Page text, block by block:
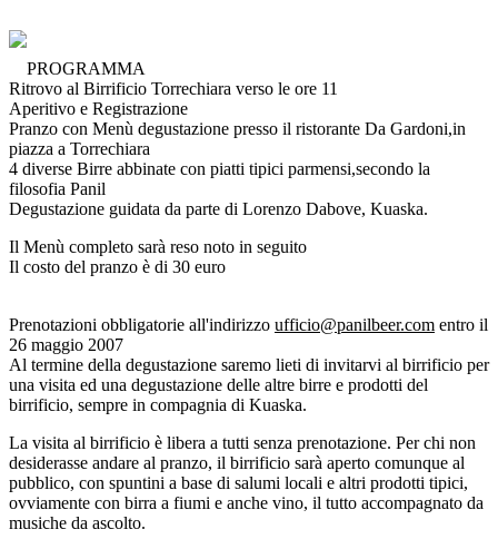
PROGRAMMA
Ritrovo al Birrificio Torrechiara verso le ore 11
Aperitivo e Registrazione
Pranzo con Menù degustazione presso il ristorante Da Gardoni,in
piazza a Torrechiara
4 diverse Birre abbinate con piatti tipici parmensi,secondo la
filosofia Panil
Degustazione guidata da parte di Lorenzo Dabove, Kuaska.
Il Menù completo sarà reso noto in seguito
Il costo del pranzo è di 30 euro
Prenotazioni obbligatorie all'indirizzo ufficio@panilbeer.com entro il
26 maggio 2007
Al termine della degustazione saremo lieti di invitarvi al birrificio per
una visita ed una degustazione delle altre birre e prodotti del
birrificio, sempre in compagnia di Kuaska.
La visita al birrificio è libera a tutti senza prenotazione. Per chi non
desiderasse andare al pranzo, il birrificio sarà aperto comunque al
pubblico, con spuntini a base di salumi locali e altri prodotti tipici,
ovviamente con birra a fiumi e anche vino, il tutto accompagnato da
musiche da ascolto.